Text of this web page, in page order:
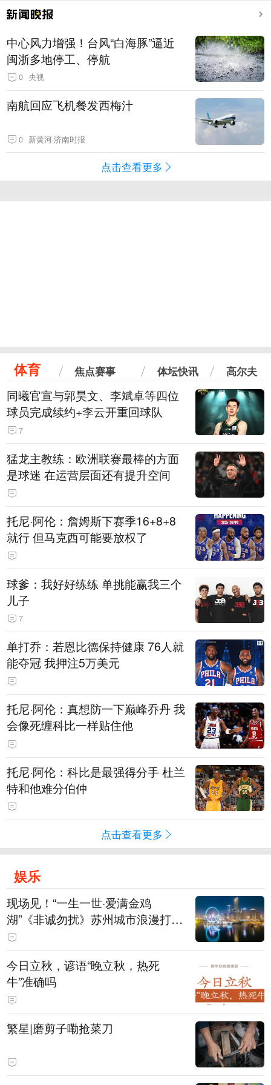
中心风力增强！台风“白海豚”逼近
闽浙多地停工、停航
0 央视
南航回应飞机餐发西梅汁
0 新黄河·济南时报
点击查看更多
体育 焦点赛事 体坛快讯 高尔夫
同曦官宣与郭昊文、李斌卓等四位
球员完成续约+李云开重回球队
7
猛龙主教练：欧洲联赛最棒的方面
是球迷 在运营层面还有提升空间
托尼·阿伦：詹姆斯下赛季16+8+8
就行 但马克西可能要放权了
球爹：我好好练练 单挑能赢我三个
儿子
7
单打乔：若恩比德保持健康 76人就
能夺冠 我押注5万美元
托尼·阿伦：真想防一下巅峰乔丹 我
会像死缠科比一样贴住他
托尼·阿伦：科比是最强得分手 杜兰
特和他难分伯仲
点击查看更多
娱乐
现场见！“一生一世·爱满金鸡
湖”《非诚勿扰》苏州城市浪漫打卡
季来袭
今日立秋，谚语“晚立秋，热死
牛”准确吗
繁星|磨剪子嘞抢菜刀